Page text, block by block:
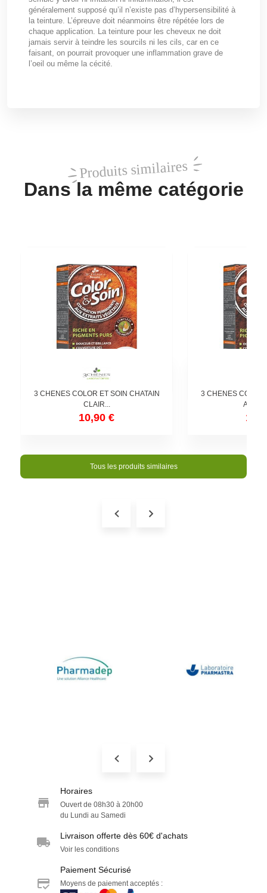
généralement supposé qu’il n’existe pas d’hypersensibilité à
la teinture. L’épreuve doit néanmoins être répétée lors de
chaque application. La teinture pour les cheveux ne doit
jamais servir à teindre les sourcils ni les cils, car en ce
faisant, on pourrait provoquer une inflammation grave de
l’oeil ou même la cécité.
Produits similaires
Dans la même catégorie
3 CHENES COLOR ET SOIN CHATAIN
CLAIR...
10,90 €
3 CHENES COLOR
Tous les produits similaires
Horaires
Ouvert de 08h30 à 20h00
du Lundi au Samedi
Livraison offerte dès 60€ d'achats
Voir les conditions
Paiement Sécurisé
Moyens de paiement acceptés :